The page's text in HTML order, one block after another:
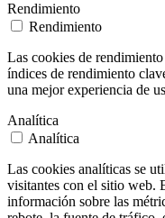
Rendimiento
Rendimiento
Las cookies de
índices de rendimiento
una mejor experiencia de
Analítica
Analítica
Las cookies analíticas se
visitantes con el sitio web.
información sobre las